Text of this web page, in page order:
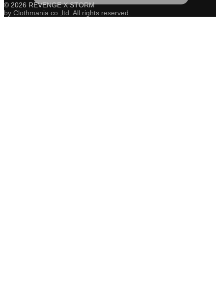
© 2026 REVENGE X STORM
by Clothmania co.,ltd. All rights reserved.